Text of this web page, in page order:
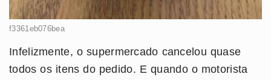
f3361eb076bea
Infelizmente, o supermercado cancelou quase
todos os itens do pedido. E quando o motorista